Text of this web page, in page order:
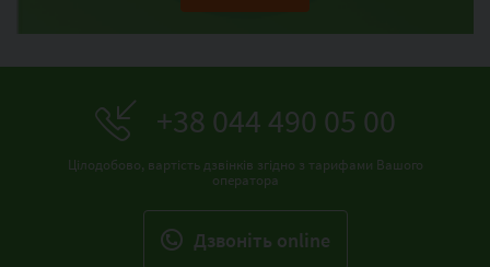
+38 044 490 05 00
Цілодобово, вартість дзвінків згідно з тарифами Вашого
оператора
Дзвонiть online